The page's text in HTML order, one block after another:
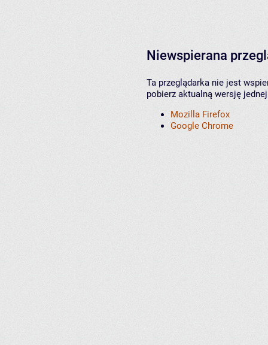
Niewspierana
Ta przeglądarka nie jest
pobierz aktualną wersję
Mozilla Firefox
Google Chrome